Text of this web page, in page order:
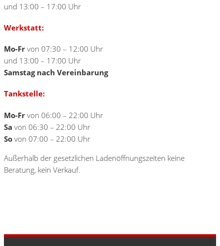
und 13:00 – 17:00 Uhr
Werkstatt:
Mo-Fr von 07:30 – 12:00 Uhr
und 13:00 – 17:00 Uhr
Samstag nach Vereinbarung
Tankstelle:
Mo-Fr von 06:00 – 22:00 Uhr
Sa von 06:30 – 22:00 Uhr
So von 07:00 – 22:00 Uhr
Außerhalb der gesetzlichen Ladenöffnungszeiten keine
Beratung, kein Verkauf.